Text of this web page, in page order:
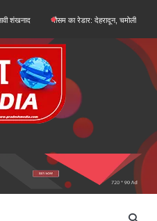
मौसम का रेडार: देहरादून, चमोली और बागेश्वर में